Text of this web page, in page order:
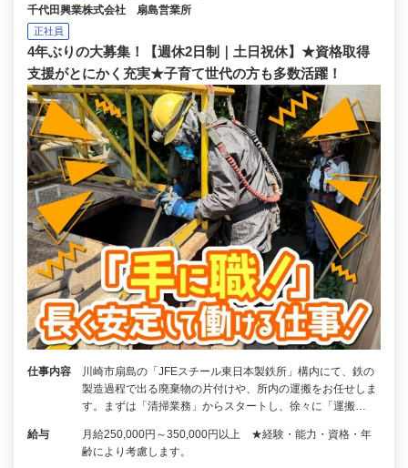
千代田興業株式会社 扇島営業所
正社員
4年ぶりの大募集！【週休2日制｜土日祝休】★資格取得
支援がとにかく充実★子育て世代の方も多数活躍！
仕事内容
川崎市扇島の「JFEスチール東日本製鉄所」構内にて、鉄の
製造過程で出る廃棄物の片付けや、所内の運搬をお任せしま
す。まずは「清掃業務」からスタートし、徐々に「運搬…
給与
月給250,000円～350,000円以上 ★経験・能力・資格・年
齢により考慮します。